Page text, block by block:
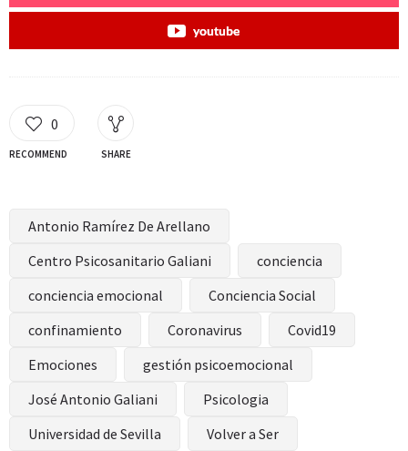
youtube
0
RECOMMEND SHARE
Antonio Ramírez De Arellano
Centro Psicosanitario Galiani
conciencia
conciencia emocional
Conciencia Social
confinamiento
Coronavirus
Covid19
Emociones
gestión psicoemocional
José Antonio Galiani
Psicologia
Universidad de Sevilla
Volver a Ser